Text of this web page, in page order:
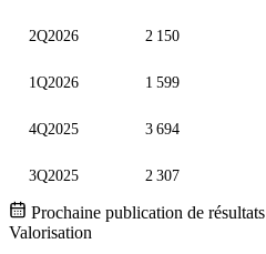
2Q2026 2 150
1Q2026 1 599
4Q2025 3 694
3Q2025 2 307
Prochaine publication de
Valorisation